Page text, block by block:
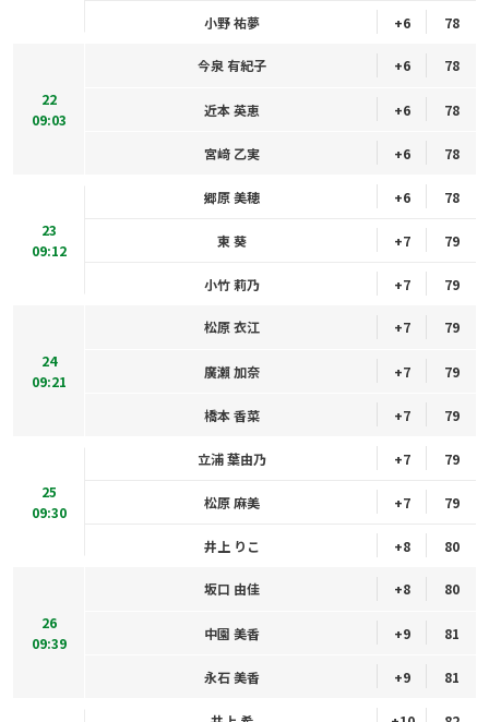
小野 祐夢 +6 78
22
09:03
今泉 有紀子 +6 78
近本 英恵 +6 78
宮﨑 乙実 +6 78
23
09:12
郷原 美穂 +6 78
東 葵 +7 79
小竹 莉乃 +7 79
24
09:21
松原 衣江 +7 79
廣瀨 加奈 +7 79
橋本 香菜 +7 79
25
09:30
立浦 葉由乃 +7 79
松原 麻美 +7 79
井上 りこ +8 80
26
09:39
坂口 由佳 +8 80
中園 美香 +9 81
永石 美香 +9 81